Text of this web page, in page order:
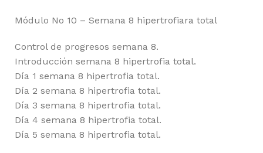
Módulo No 10 – Semana 8 hipertrofiara total
Control de progresos semana 8.
Introducción semana 8 hipertrofia total.
Día 1 semana 8 hipertrofia total.
Día 2 semana 8 hipertrofia total.
Día 3 semana 8 hipertrofia total.
Día 4 semana 8 hipertrofia total.
Día 5 semana 8 hipertrofia total.